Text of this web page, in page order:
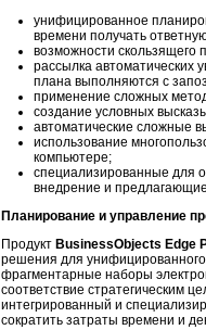
унифицированное
времени получать
возможности скользящего
рассылка автоматических
плана выполняются с
применение сложных
создание условных
автоматические сложные
использование
компьютере;
специализированные для
внедрение и
Планирование и управление
Продукт BusinessObjects Edge
решения для
фрагментарные наборы
соответствие стратегическим
интегрированный и
сократить затраты времени и